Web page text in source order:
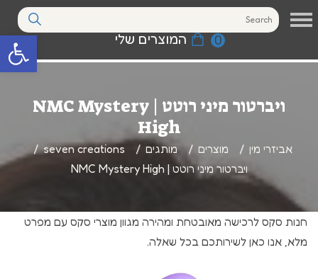
פתח סרגל 0 המוצרים שלי
‫ויברטור מיני רוטט | NMC Mystery
High
אביזרי מין מוצרים מותגים
seven creations
‫ויברטור מיני רוטט | NMC Mystery High
חנות סקס לרכישה מאובטחת ומהירה מגוון מוצרי סקס עם מפרט
מלא, אנו כאן לשירותכם בכל שאלה.